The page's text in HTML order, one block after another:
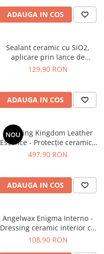
ADAUGA IN COS
Sealant ceramic cu SiO2,
aplicare prin lance de
spumare - Auto Finesse Lavish
129,90 RON
ADAUGA IN COS
NOU
Detailing Kingdom Leather
Essence - Protecție ceramică
profesională pentru piele
497,90 RON
ADAUGA IN COS
Angelwax Enigma Interno -
Dressing ceramic interior cu
finisaj mat (OEM) (500ml)
108,90 RON